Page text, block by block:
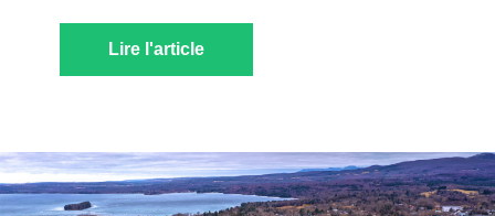
Lire l'article